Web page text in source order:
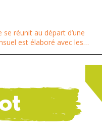
réunit au départ d’une
est élaboré avec les…